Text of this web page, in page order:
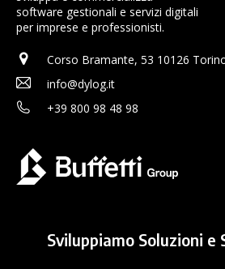
software gestionali e servizi digitali
per imprese e professionisti.
Corso Bramante, 53 10126
info@dylog.it
+39 800 98 48 98
Sviluppiamo Soluzioni